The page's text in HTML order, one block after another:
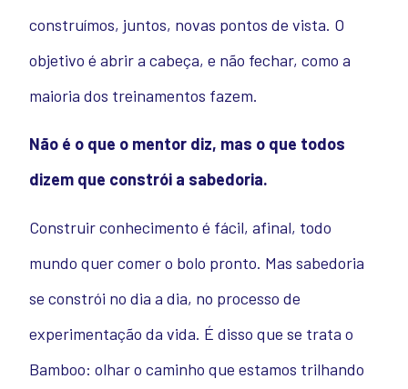
construímos, juntos, novas pontos de vista. O
objetivo é abrir a cabeça, e não fechar, como a
maioria dos treinamentos fazem.
Não é o que o mentor diz, mas o que todos
dizem que constrói a sabedoria.
Construir conhecimento é fácil, afinal, todo
mundo quer comer o bolo pronto. Mas sabedoria
se constrói no dia a dia, no processo de
experimentação da vida. É disso que se trata o
Bamboo: olhar o caminho que estamos trilhando